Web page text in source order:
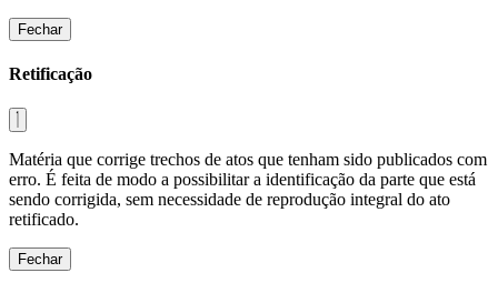
Fechar
Retificação
Matéria que corrige trechos de atos que tenham sido publicados com
erro. É feita de modo a possibilitar a identificação da parte que está
sendo corrigida, sem necessidade de reprodução integral do ato
retificado.
Fechar